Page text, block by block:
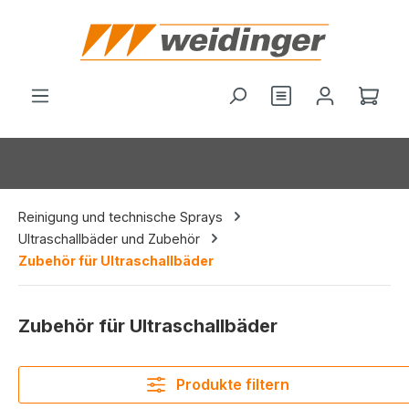
springen
Du hast 0
Reinigung und technische Sprays
Ultraschallbäder und Zubehör
Zubehör für Ultraschallbäder
Zubehör für Ultraschallbäder
Produkte filtern